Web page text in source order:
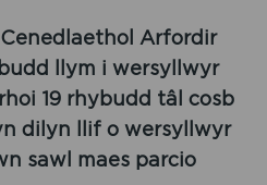
Arfordir
llym i wersyllwyr
19 rhybudd tâl cosb
dilyn llif o wersyllwyr
sawl maes parcio